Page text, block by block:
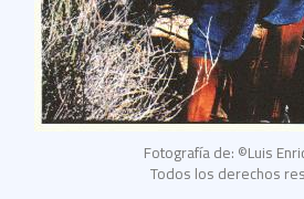
Fotografía de: ©Luis
Todos los derechos